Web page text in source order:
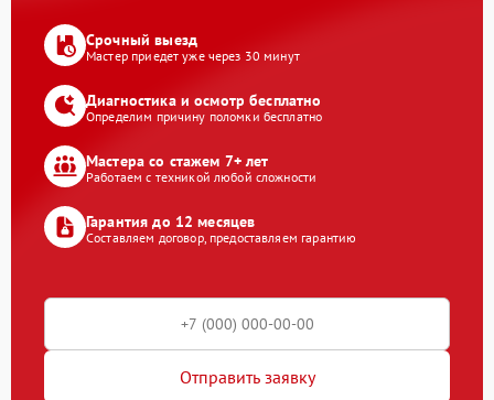
Срочный выезд
Мастер приедет уже через 30 минут
Диагностика и осмотр бесплатно
Определим причину поломки бесплатно
Мастера со стажем 7+ лет
Работаем с техникой любой сложности
Гарантия до 12 месяцев
Составляем договор, предоставляем гарантию
Отправить заявку